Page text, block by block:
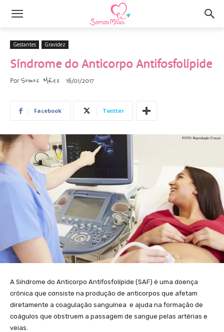
Gestantes Gravidez
Síndrome do Anticorpo Antifosfolípide
Por Somos Mães 16/01/2017
Facebook Twitter
A Síndrome do Anticorpo Antifosfolípide (SAF) é uma doença
crônica que consiste na produção de anticorpos que afetam
diretamente a coagulação sanguínea e ajuda na formação de
coágulos que obstruem a passagem de sangue pelas artérias e
veias.